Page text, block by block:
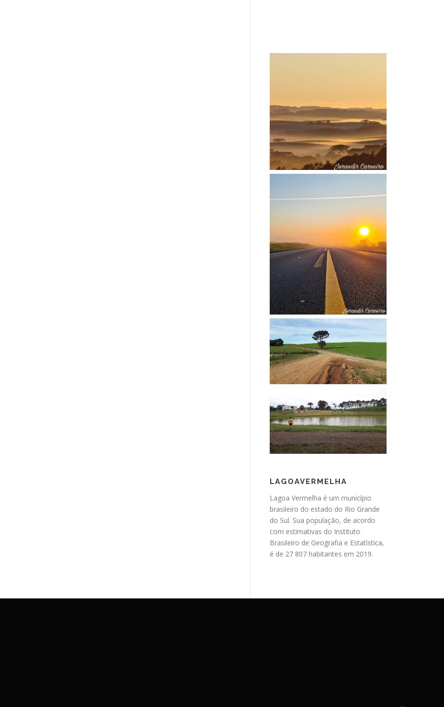
LAGOAVERMELHA
Lagoa Vermelha é um município
brasileiro do estado do Rio Grande
do Sul. Sua população, de acordo
com estimativas do Instituto
Brasileiro de Geografia e Estatística,
é de 27 807 habitantes em 2019.